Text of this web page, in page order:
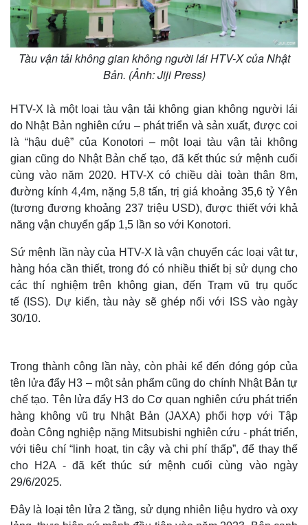
Tàu vận tải không gian không người lái HTV-X của Nhật
Bản. (Ảnh: Jiji Press)
HTV-X là một loại tàu vận tải không gian không người lái
do Nhật Bản nghiên cứu – phát triển và sản xuất, được coi
là “hậu duệ” của Konotori – một loại tàu vận tải không
gian cũng do Nhật Bản chế tạo, đã kết thúc sứ mệnh cuối
cùng vào năm 2020. HTV-X có chiều dài toàn thân 8m,
đường kính 4,4m, nặng 5,8 tấn, trị giá khoảng 35,6 tỷ Yên
(tương đương khoảng 237 triệu USD), được thiết với khả
năng vận chuyển gấp 1,5 lần so với Konotori.
Sứ mệnh lần này của HTV-X là vận chuyển các loại vật tư,
hàng hóa cần thiết, trong đó có nhiều thiết bị sử dụng cho
các thí nghiệm trên không gian, đến Trạm vũ trụ quốc
tế (ISS). Dự kiến, tàu này sẽ ghép nối với ISS vào ngày
30/10.
Trong thành công lần này, còn phải kể đến đóng góp của
tên lửa đẩy H3 – một sản phẩm cũng do chính Nhật Bản tự
chế tạo. Tên lửa đẩy H3 do Cơ quan nghiên cứu phát triển
hàng không vũ trụ Nhật Bản (JAXA) phối hợp với Tập
đoàn Công nghiệp nặng Mitsubishi nghiên cứu - phát triển,
với tiêu chí “linh hoạt, tin cậy và chi phí thấp”, để thay thế
cho H2A - đã kết thúc sứ mệnh cuối cùng vào ngày
29/6/2025.
Đây là loại tên lửa 2 tầng, sử dụng nhiên liệu hydro và oxy